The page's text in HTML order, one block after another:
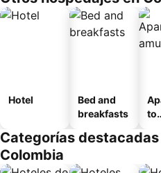
Hotel
Bed and
breakfasts
to
o
Categorías
Colombia